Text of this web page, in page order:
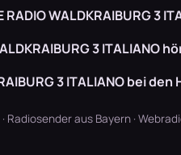
WALDKRAIBURG 3
3 ITALIANO
3 ITALIANO bei
· Radiosender aus Bayern ·